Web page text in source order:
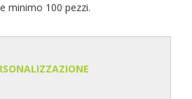
minimo 100 pezzi.